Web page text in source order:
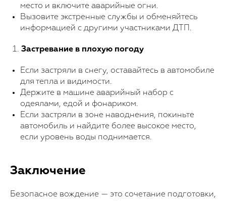
место и включите аварийные огни.
Вызовите экстренные службы и обменяйтесь
информацией с другими участниками ДТП.
Застревание в плохую погоду
Если застряли в снегу, оставайтесь в автомобиле
для тепла и видимости.
Держите в машине аварийный набор с
одеялами, едой и фонариком.
Если застряли в зоне наводнения, покиньте
автомобиль и найдите более высокое место,
если уровень воды поднимается.
Заключение
Безопасное вождение — это сочетание подготовки,
свяжемся
Для покупки!
Выберите продукт
Ваш номер телефона
+998